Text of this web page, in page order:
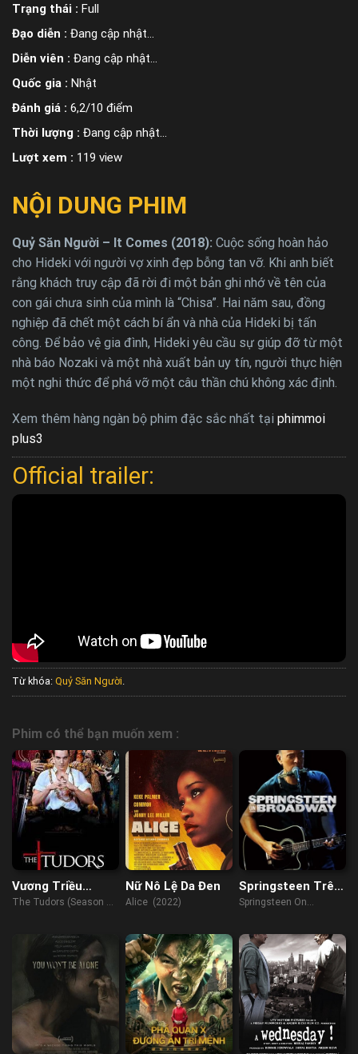
Trạng thái : Full
Đạo diễn : Đang cập nhật…
Diễn viên : Đang cập nhật…
Quốc gia : Nhật
Đánh giá : 6,2/10 điểm
Thời lượng : Đang cập nhật…
Lượt xem : 119 view
NỘI DUNG PHIM
Quỷ Săn Người – It Comes (2018): Cuộc sống hoàn hảo
cho Hideki với người vợ xinh đẹp bỗng tan vỡ. Khi anh biết
rằng khách truy cập đã rời đi một bản ghi nhớ về tên của
con gái chưa sinh của mình là “Chisa”. Hai năm sau, đồng
nghiệp đã chết một cách bí ẩn và nhà của Hideki bị tấn
công. Để bảo vệ gia đình, Hideki yêu cầu sự giúp đỡ từ một
nhà báo Nozaki và một nhà xuất bản uy tín, người thực hiện
một nghi thức để phá vỡ một câu thần chú không xác định.
Xem thêm hàng ngàn bộ phim đặc sắc nhất tại phimmoi
plus3
Official trailer:
Từ khóa: Quỷ Săn Người.
Phim có thể bạn muốn xem :
Vương Triều
Tudors (Phần 1)
The Tudors (Season 1)
Nữ Nô Lệ Da Đen
Alice (2022)
Springsteen Trên
Sân Khấu
Springsteen On